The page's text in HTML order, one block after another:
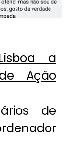
a
Ação
de